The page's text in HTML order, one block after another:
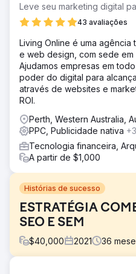
Leve seu marketing digital
43 avaliações
Living Online é uma
e web design, com sede em
Ajudamos empresas em
poder do digital para
através de websites e
ROI.
Perth, Western Australia,
PPC, Publicidade nativa
Tecnologia financeira,
A partir de $1,000
Histórias de sucesso
ESTRATÉGIA
SEO E SEM
$40,000 2021 36